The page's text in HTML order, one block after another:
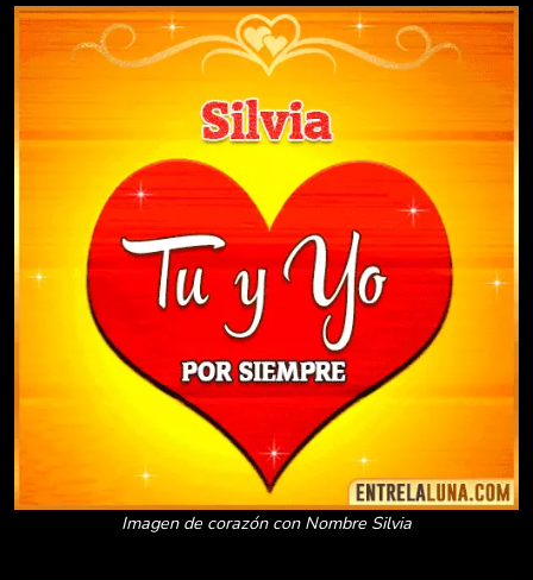
Imagen de corazón con Nombre Silvia